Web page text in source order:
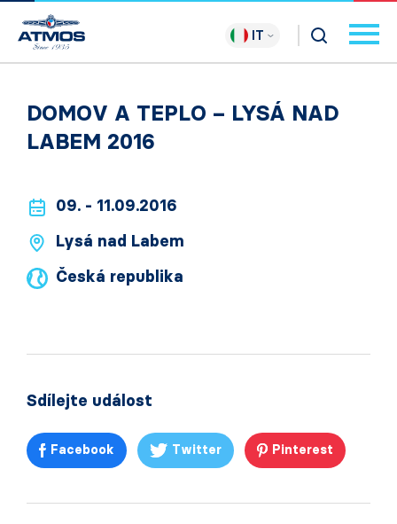
IT
DOMOV A TEPLO – LYSÁ NAD
LABEM 2016
09. - 11.09.2016
Lysá nad Labem
Česká republika
Sdílejte událost
Facebook Twitter Pinterest